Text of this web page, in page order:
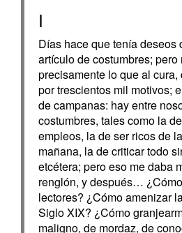
I
Días hace que tenía deseos
artículo de costumbres;
precisamente lo que al
por trescientos mil motivos;
de campanas: hay entre
costumbres, tales como la
empleos, la de ser ricos de
mañana, la de criticar todo
etcétera; pero eso me daba
renglón, y después…
lectores? ¿Cómo amenizar
Siglo XIX? ¿Cómo
maligno, de mordaz, de